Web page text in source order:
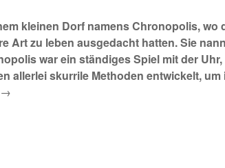
kleinen Dorf namens Chronopolis, wo
Art zu leben ausgedacht hatten. Sie
war ein ständiges Spiel mit der
allerlei skurrile Methoden entwickelt,
→